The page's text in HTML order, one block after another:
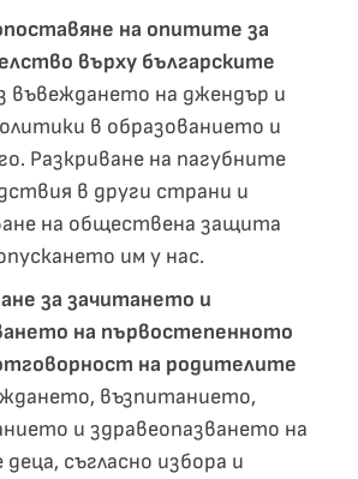
на опитите за
върху българските
въвеждането на джендър и
в образованието и
Разкриване на пагубните
в други страни и
на обществена защита
им у нас.
за зачитането и
на първостепенното
на родителите
възпитанието,
и здравеопазването на
съгласно избора и